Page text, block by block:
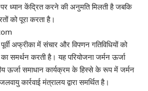
ध्यान केंद्रित करने की अनुमति मिलती है जबकि
को पूरा करता है।
अफ्रीका में संचार और विपणन गतिविधियों को
समर्थन करती है। यह परियोजना जर्मन ऊर्जा
ऊर्जा समाधान कार्यक्रम के हिस्से के रूप में जर्मन
कार्रवाई मंत्रालय द्वारा समर्थित है।